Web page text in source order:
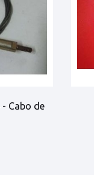
- Cabo de